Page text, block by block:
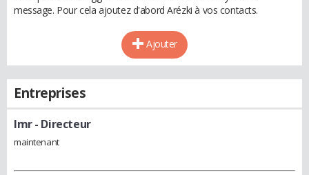
message. Pour cela ajoutez d'abord Arézki à vos contacts.
Ajouter
Entreprises
Imr- Directeur
maintenant